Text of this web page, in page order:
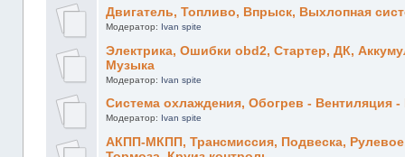
Двигатель, Топливо, Впрыск, Выхлопная
Модератор: Ivan spite
Электрика, Ошибки obd2, Стартер, ДК,
Музыка
Модератор: Ivan spite
Система охлаждения, Обогрев - Вентиляция
Модератор: Ivan spite
АКПП-МКПП, Трансмиссия, Подвеска, Рулевое,